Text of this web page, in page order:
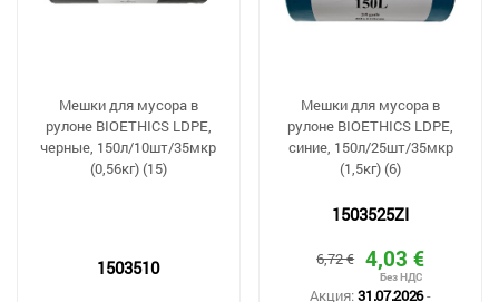
Мешки для мусора в
рулоне BIOETHICS LDPE,
черные, 150л/10шт/35мкр
(0,56кг) (15)
1503510
Mешки для мусора в
рулоне BIOETHICS LDPE,
синие, 150л/25шт/35мкр
(1,5кг) (6)
1503525ZI
6,72 € 4,03 €
Акция:31.07.2026-